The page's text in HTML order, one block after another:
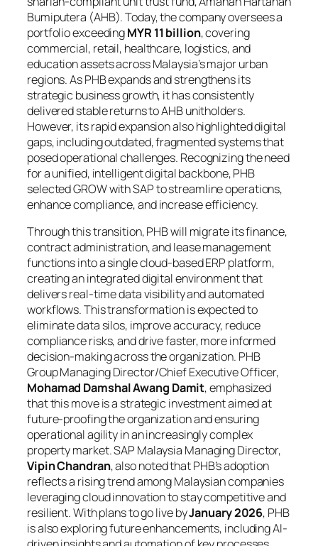
Bumiputera (AHB). Today, the company oversees a
portfolio exceedingMYR 11 billion, covering
commercial, retail, healthcare, logistics, and
education assets across Malaysia’s major urban
regions. As PHB expands and strengthens its
strategic business growth, it has consistently
delivered stable returns to AHB unitholders.
However, its rapid expansion also highlighted digital
gaps, including outdated, fragmented systems that
posed operational challenges. Recognizing the need
for a unified, intelligent digital backbone, PHB
selected GROW with SAP to streamline operations,
enhance compliance, and increase efficiency.
Through this transition, PHB will migrate its finance,
contract administration, and lease management
functions into a single cloud-based ERP platform,
creating an integrated digital environment that
delivers real-time data visibility and automated
workflows. This transformation is expected to
eliminate data silos, improve accuracy, reduce
compliance risks, and drive faster, more informed
decision-making across the organization. PHB
Group Managing Director/Chief Executive Officer,
Mohamad Damshal Awang Damit, emphasized
that this move is a strategic investment aimed at
future-proofing the organization and ensuring
operational agility in an increasingly complex
property market. SAP Malaysia Managing Director,
Vipin Chandran, also noted that PHB’s adoption
reflects a rising trend among Malaysian companies
leveraging cloud innovation to stay competitive and
resilient. With plans to go live byJanuary 2026, PHB
is also exploring future enhancements, including AI-